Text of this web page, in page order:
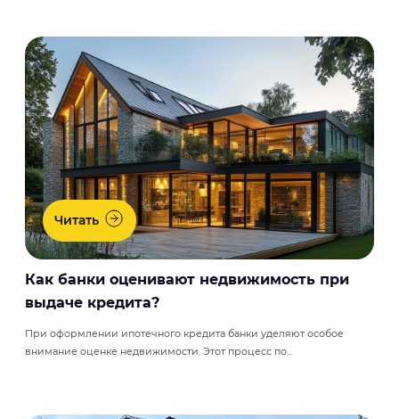
Читать
Как банки оценивают недвижимость при
выдаче кредита?
При оформлении ипотечного кредита банки уделяют особое
внимание оценке недвижимости. Этот процесс по...